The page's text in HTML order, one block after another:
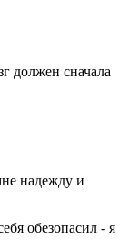
должен сначала
надежду и
обезопасил - я